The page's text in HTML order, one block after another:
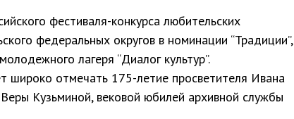
фестиваля-конкурса любительских
федеральных округов в номинации “Традиции”,
лагеря “Диалог культур”.
широко отмечать 175-летие просветителя Ивана
Кузьминой, вековой юбилей архивной службы